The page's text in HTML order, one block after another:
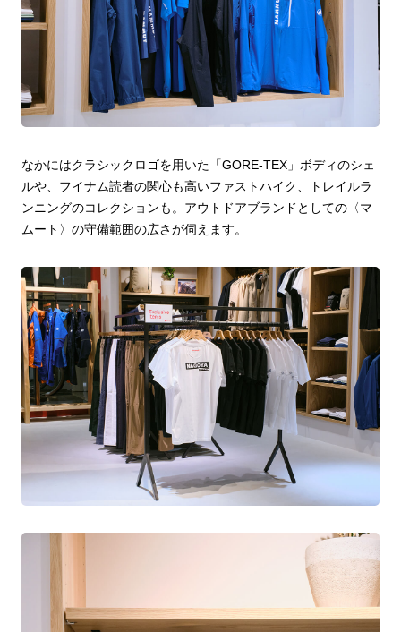
なかにはクラシックロゴを用いた「GORE-TEX」ボディのシェ
ルや、フイナム読者の関心も高いファストハイク、トレイルラ
ンニングのコレクションも。アウトドアブランドとしての〈マ
ムート〉の守備範囲の広さが伺えます。